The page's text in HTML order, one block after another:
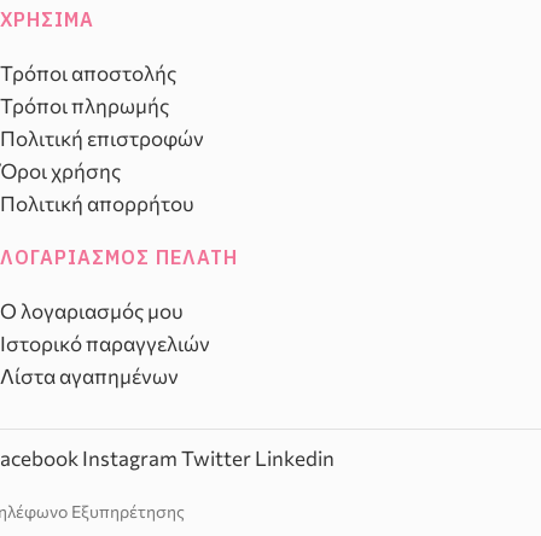
ΧΡΉΣΙΜΑ
Τρόποι αποστολής
Τρόποι πληρωμής
Πολιτική επιστροφών
Όροι χρήσης
Πολιτική απορρήτου
ΛΟΓΑΡΙΑΣΜΌΣ ΠΕΛΆΤΗ
Ο λογαριασμός μου
Ιστορικό παραγγελιών
Λίστα αγαπημένων
InstagramTwitterLinkedin
Εξυπηρέτησης